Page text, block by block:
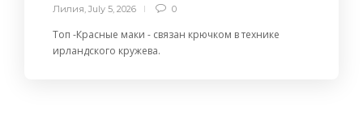
Лилия, July 5, 2026 0
Топ -Красные маки - связан крючком в технике
ирландского кружева.